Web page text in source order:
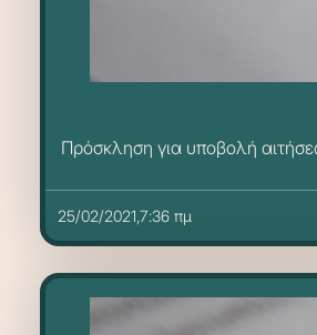
Πρόσκληση για υποβολή
25/02/2021,7:36 πμ